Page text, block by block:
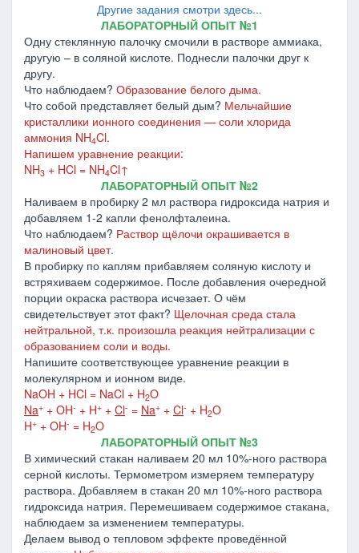
Другие задания смотри здесь...
ЛАБОРАТОРНЫЙ ОПЫТ №1
Одну стеклянную палочку смочили в растворе аммиака,
другую – в соляной кислоте. Поднесли палочки друг к
другу.
Что наблюдаем? Образование белого дыма.
Что собой представляет белый дым? Мельчайшие
кристаллики ионного соединения — соли хлорида
аммония NH4Cl.
Напишем уравнение реакции:
NH3 + HCl = NH4Cl↑
ЛАБОРАТОРНЫЙ ОПЫТ №2
Наливаем в пробирку 2 мл раствора гидроксида натрия и
добавляем 1-2 капли фенолфталеина.
Что наблюдаем? Раствор щёлочи окрашивается в
малиновый цвет.
В пробирку по каплям прибавляем соляную кислоту и
встряхиваем содержимое. После добавления очередной
порции окраска раствора исчезает. О чём
свидетельствует этот факт? Щелочная среда стала
нейтральной, т.к. произошла реакция нейтрализации с
образованием соли и воды.
Напишите соответствующее уравнение реакции в
молекулярном и ионном виде.
NaOH + HCl = NaCl + H2O
Na+ + OH- + H+ + Cl- = Na+ + Cl- + H2O
H+ + OH- = H2O
ЛАБОРАТОРНЫЙ ОПЫТ №3
В химический стакан наливаем 20 мл 10%-ного раствора
серной кислоты. Термометром измеряем температуру
раствора. Добавляем в стакан 20 мл 10%-ного раствора
гидроксида натрия. Перемешиваем содержимое стакана,
наблюдаем за изменением температуры.
Делаем вывод о тепловом эффекте проведённой